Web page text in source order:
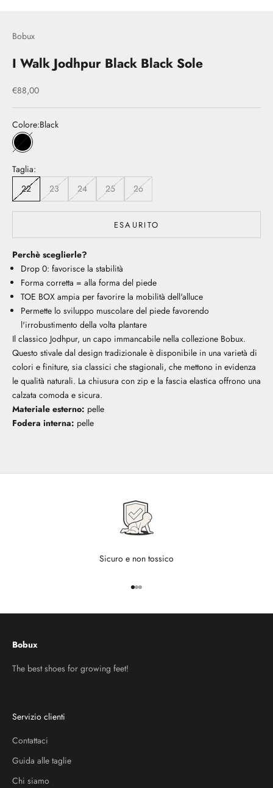
Bobux
I Walk Jodhpur Black Black Sole
Prezzo scontato
€88,00
Colore:Black
Black
Taglia:
22
23 24 25 26
ESAURITO
Perchè sceglierle?
Drop 0: favorisce la stabilità
Forma corretta = alla forma del piede
TOE BOX ampia per favorire la mobilità dell'alluce
Permette lo sviluppo muscolare del piede favorendo
l'irrobustimento della volta plantare
Il classico Jodhpur, un capo immancabile nella collezione Bobux.
Questo stivale dal design tradizionale è disponibile in una varietà di
colori e finiture, sia classici che stagionali, che mettono in evidenza
le qualità naturali. La chiusura con zip e la fascia elastica offrono una
calzata comoda e sicura.
Materiale esterno: pelle
Fodera interna: pelle
Sicuro e non tossico
Vai all'articolo 1
Vai all'articolo 2
Vai all'articolo 3
Bobux
The best shoes for growing feet!
Servizio clienti
Contattaci
Guida alle taglie
Chi siamo